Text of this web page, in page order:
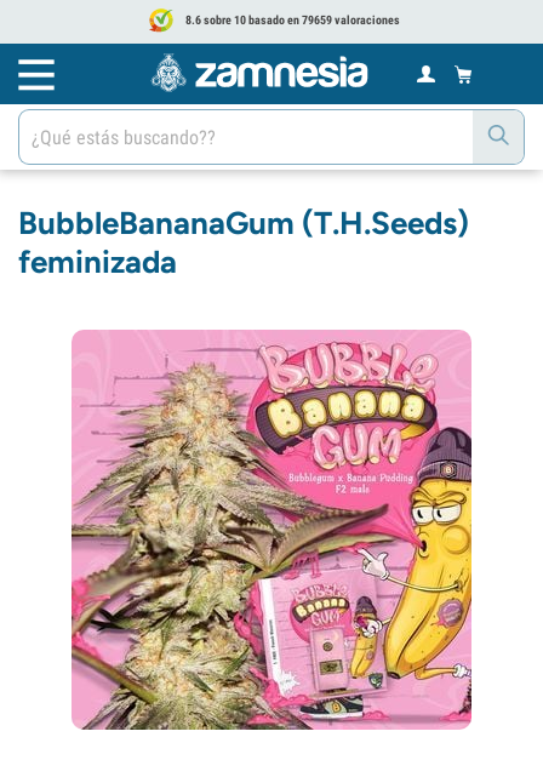
8.6 sobre 10 basado en 79659 valoraciones
BubbleBananaGum (T.H.Seeds)
feminizada